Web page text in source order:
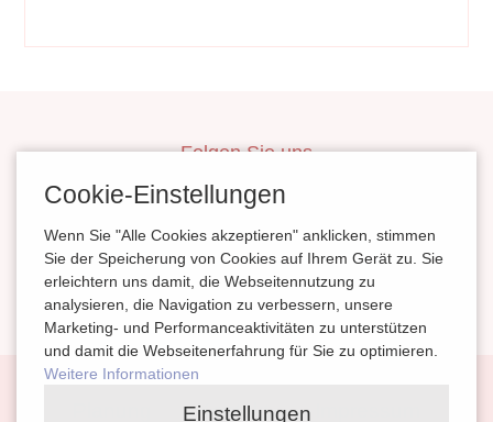
Folgen Sie uns
inBerlinHeiraten
HeiratenSachsenAnhalt
magazinheiraten
Kontakt
Cookie-Einstellungen
Wenn Sie "Alle Cookies akzeptieren" anklicken, stimmen
Sie der Speicherung von Cookies auf Ihrem Gerät zu. Sie
erleichtern uns damit, die Webseitennutzung zu
analysieren, die Navigation zu verbessern, unsere
Marketing- und Performanceaktivitäten zu unterstützen
und damit die Webseitenerfahrung für Sie zu optimieren.
Weitere Informationen
Einstellungen